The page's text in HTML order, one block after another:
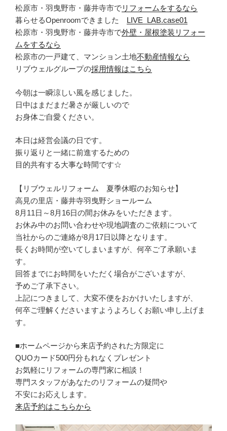
松原市・羽曳野市・藤井寺市でリフォームをするなら
暮らせるOpenroomできました LIVE_LAB.case01
松原市・羽曳野市・藤井寺市で外壁・屋根塗装リフォー
ムをするなら
松原市の一戸建て、マンション土地不動産情報なら
リブウェルグループの採用情報はこちら
今朝は一瞬涼しい風を感じました。
日中はまだまだ暑さが厳しいので
お身体ご自愛ください。
本日は経営会議の日です。
振り返りと一緒に前進するための
目的共有する大事な時間です☆
【リブウェルリフォーム 夏季休暇のお知らせ】
高見の里店・藤井寺羽曳野ショールーム
8月11日～8月16日の間お休みをいただきます。
お休み中のお問い合わせや現地調査のご依頼について
当社からのご連絡が8月17日以降となります。
長くお時間が空いてしまいますが、何卒ご了承願いま
す。
回答までにお時間をいただく場合がございますが、
予めご了承下さい。
上記につきまして、大変不便をおかけいたしますが、
何卒ご理解くださいますようよろしくお願い申し上げま
す。
■ホームページから来店予約された方限定に
QUOカード500円分もれなくプレゼント
お気軽にリフォームの専門家に相談！
専門スタッフがあなたのリフォームの疑問や
不安にお応えします。
来店予約はこちらから